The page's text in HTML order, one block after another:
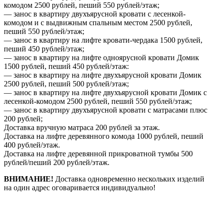
комодом 2500 рублей, пеший 550 рублей/этаж;
— занос в квартиру двухъярусной кровати с лесенкой-
комодом и с выдвижным спальным местом 2500 рублей,
пеший 550 рублей/этаж;
— занос в квартиру на лифте кровати-чердака 1500 рублей,
пеший 450 рублей/этаж;
— занос в квартиру на лифте одноярусной кровати Домик
1500 рублей, пеший 450 рублей/этаж:
— занос в квартиру на лифте двухъярусной кровати Домик
2500 рублей, пеший 500 рублей/этаж;
— занос в квартиру на лифте двухъярусной кровати Домик с
лесенкой-комодом 2500 рублей, пеший 550 рублей/этаж;
— занос в квартиру двухъярусной кровати с матрасами плюс
200 рублей;
Доставка вручную матраса 200 рублей за этаж.
Доставка на лифте деревянного комода 1000 рублей, пеший
400 рублей/этаж.
Доставка на лифте деревянной прикроватной тумбы 500
рублей/пеший 200 рублей/этаж.
ВНИМАНИЕ! Доставка одновременно нескольких изделий
на один адрес оговаривается индивидуально!